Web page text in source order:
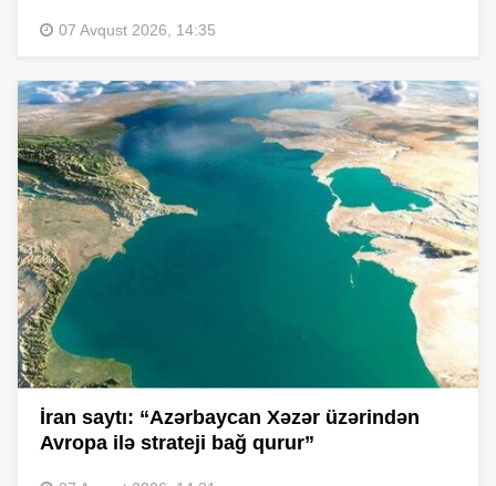
07 Avqust 2026, 14:35
İran saytı: “Azərbaycan Xəzər üzərindən
Avropa ilə strateji bağ qurur”